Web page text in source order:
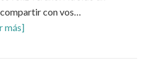
con vos…
más]